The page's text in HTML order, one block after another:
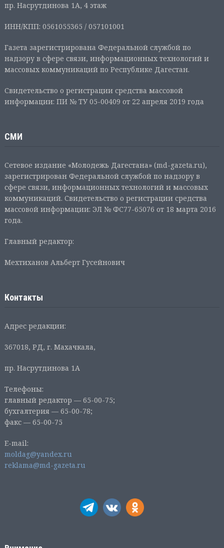
пр. Насрутдинова 1А, 4 этаж
ИНН/КПП: 0561055365 / 057101001
Газета зарегистрирована Федеральной службой по
надзору в сфере связи, информационных технологий и
массовых коммуникаций по Республике Дагестан.
Свидетельство о регистрации средства массовой
информации: ПИ № ТУ 05-00409 от 22 апреля 2019 года
СМИ
Сетевое издание «Молодежь Дагестана» (md-gazeta.ru),
зарегистрирован Федеральной службой по надзору в
сфере связи, информационных технологий и массовых
коммуникаций. Свидетельство о регистрации средства
массовой информации: ЭЛ № ФС77-65076 от 18 марта 2016
года.
Главный редактор:
Мехтиханов Альберт Гусейнович
Контакты
Адрес редакции:
367018, РД, г. Махачкала,
пр. Насрутдинова 1А
Телефоны:
главный редактор — 65-00-75;
бухгалтерия — 65-00-78;
факс — 65-00-75
E-mail:
moldag@yandex.ru
reklama@md-gazeta.ru